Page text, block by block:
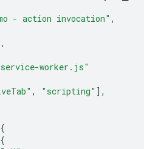
- action invocation" ,
,
worker.js"
, "scripting" ],
{
{